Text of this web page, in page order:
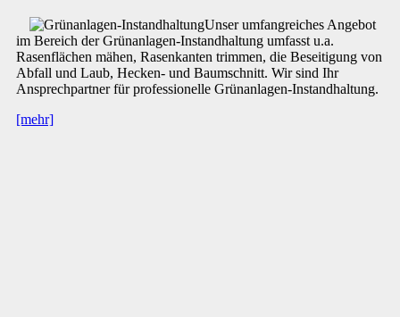
Unser umfangreiches Angebot
im Bereich der Grünanlagen-Instandhaltung umfasst u.a.
Rasenflächen mähen, Rasenkanten trimmen, die Beseitigung von
Abfall und Laub, Hecken- und Baumschnitt. Wir sind Ihr
Ansprechpartner für professionelle Grünanlagen-Instandhaltung.
[mehr]